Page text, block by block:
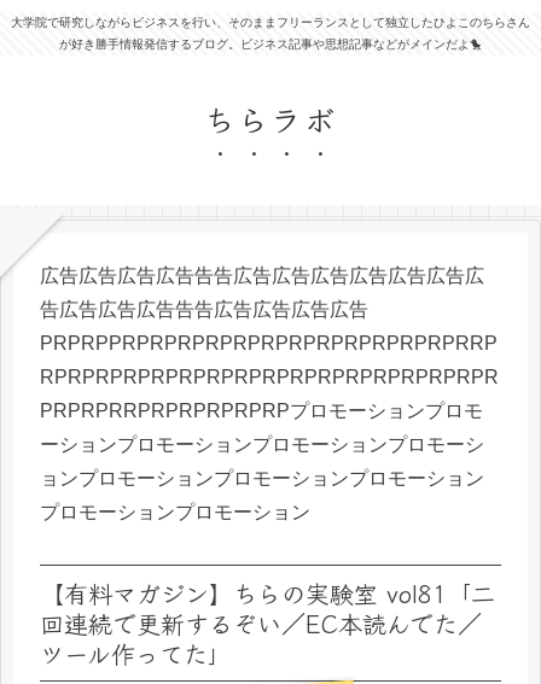
大学院で研究しながらビジネスを行い、そのままフリーランスとして独立したひよこのちらさん
が好き勝手情報発信するブログ。ビジネス記事や思想記事などがメインだよ🐤
ちらラボ
広告広告広告広告告告広告広告広告広告広告広告広
告広告広告広告告告広告広告広告広告
PRPRPPRPRPRPRPRPRPRPRPRPRPRPRPRRP
RPRPRPRPRPRPRPRPRPRPRPRPRPRPRPRPR
PRPRPRRPRPRPRPRPRPプロモーションプロモ
ーションプロモーションプロモーションプロモーシ
ョンプロモーションプロモーションプロモーション
プロモーションプロモーション
【有料マガジン】ちらの実験室 vol81「二
回連続で更新するぞい／EC本読んでた／
ツール作ってた」